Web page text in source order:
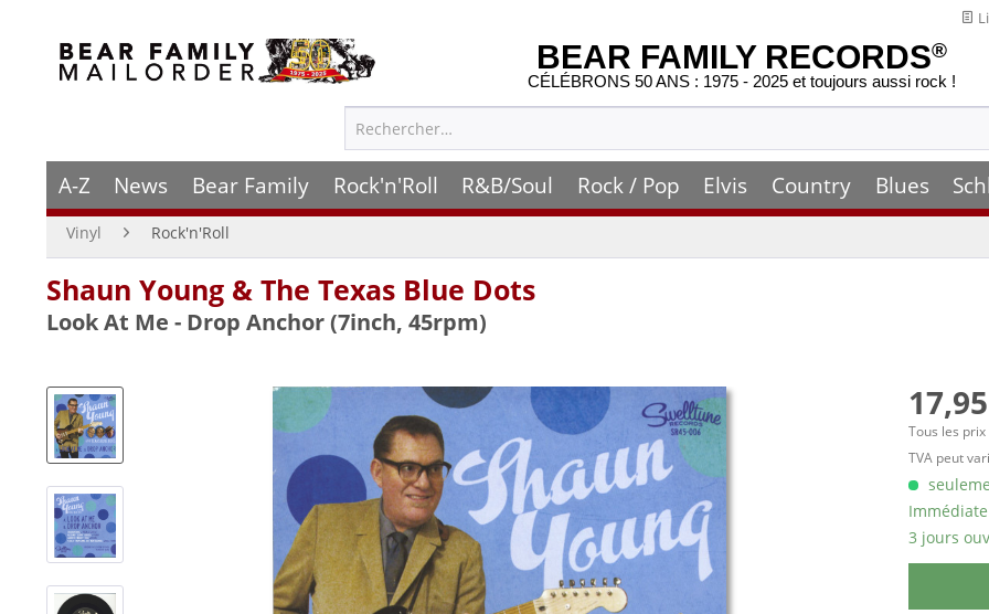
BEAR FAMILY RECORDS®
CÉLÉBRONS 50 ANS : 1975 - 2025 et toujours aussi rock !
A-Z News Bear Family Rock'n'Roll R&B/Soul Rock / Pop Elvis Country Blues
Vinyl Rock'n'Roll
Shaun Young & The Texas Blue Dots
Look At Me - Drop Anchor (7inch, 45rpm)
Tous les
TVA peut
3 jours